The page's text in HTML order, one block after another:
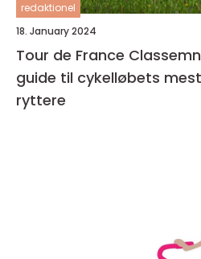
redaktionel
18. January 2024
Tour de France
guide til cykelløbets
ryttere